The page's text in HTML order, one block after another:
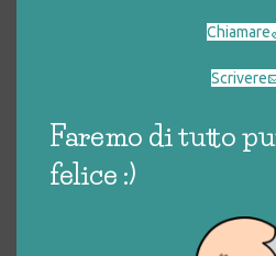
Chiamare
Scrivere
Faremo di tutto
felice :)